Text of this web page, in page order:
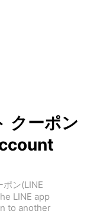
クーポン
ン(LINE
LINE app
to another